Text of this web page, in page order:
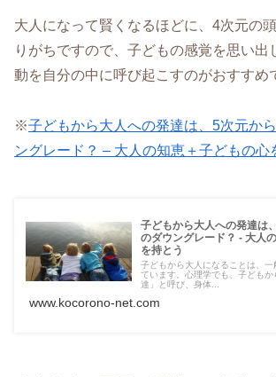
大人になって賢くなるほどに、4次元の
りがちですので、子どもの感覚を思い出
動を自分の中に呼び起こすのがおすすめ
※子どもから大人への発達は、5次元か
ングレード？ – 大人の知恵＋子どもの心
子どもから大人への発達は
のダウングレード？ - 大人
を持とう
子どもから大人になることは、
ています。心理学でも、子ども
達」と呼び、身体...
www.kocorono-net.com